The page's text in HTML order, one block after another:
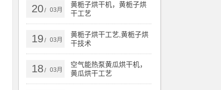
20/ 03月
黄栀子烘干机，黄栀子烘
干工艺
19/ 03月
黄栀子烘干工艺,黄栀子烘
干技术
18/ 03月
空气能热泵黄瓜烘干机，
黄瓜烘干工艺